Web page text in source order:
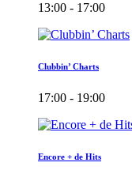
13:00 - 17:00
Clubbin’ Charts
17:00 - 19:00
Encore + de Hits